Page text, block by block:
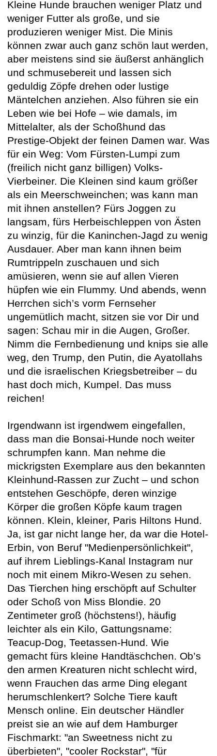
Kleine Hunde brauchen weniger Platz und
weniger Futter als große, und sie
produzieren weniger Mist. Die Minis
können zwar auch ganz schön laut werden,
aber meistens sind sie äußerst anhänglich
und schmusebereit und lassen sich
geduldig Zöpfe drehen oder lustige
Mäntelchen anziehen. Also führen sie ein
Leben wie bei Hofe – wie damals, im
Mittelalter, als der Schoßhund das
Prestige-Objekt der feinen Damen war. Was
für ein Weg: Vom Fürsten-Lumpi zum
(freilich nicht ganz billigen) Volks-
Vierbeiner. Die Kleinen sind kaum größer
als ein Meerschweinchen; was kann man
mit ihnen anstellen? Fürs Joggen zu
langsam, fürs Herbeischleppen von Ästen
zu winzig, für die Kaninchen-Jagd zu wenig
Ausdauer. Aber man kann ihnen beim
Rumtrippeln zuschauen und sich
amüsieren, wenn sie auf allen Vieren
hüpfen wie ein Flummy. Und abends, wenn
Herrchen sich’s vorm Fernseher
ungemütlich macht, sitzen sie vor Dir und
sagen: Schau mir in die Augen, Großer.
Nimm die Fernbedienung und knips sie alle
weg, den Trump, den Putin, die Ayatollahs
und die israelischen Kriegsbetreiber – du
hast doch mich, Kumpel. Das muss
reichen!
Irgendwann ist irgendwem eingefallen,
dass man die Bonsai-Hunde noch weiter
schrumpfen kann. Man nehme die
mickrigsten Exemplare aus den bekannten
Kleinhund-Rassen zur Zucht – und schon
entstehen Geschöpfe, deren winzige
Körper die großen Köpfe kaum tragen
können. Klein, kleiner, Paris Hiltons Hund.
Ja, ist gar nicht lange her, da war die Hotel-
Erbin, von Beruf "Medienpersönlichkeit",
auf ihrem Lieblings-Kanal Instagram nur
noch mit einem Mikro-Wesen zu sehen.
Das Tierchen hing erschöpft auf Schulter
oder Schoß von Miss Blondie. 20
Zentimeter groß (höchstens!), häufig
leichter als ein Kilo, Gattungsname:
Teacup-Dog, Teetassen-Hund. Wie
gemacht fürs kleine Handtäschchen. Ob’s
den armen Kreaturen nicht schlecht wird,
wenn Frauchen das arme Ding elegant
herumschlenkert? Solche Tiere kauft
Mensch online. Ein deutscher Händler
preist sie an wie auf dem Hamburger
Fischmarkt: "an Sweetness nicht zu
überbieten", "cooler Rockstar", "für